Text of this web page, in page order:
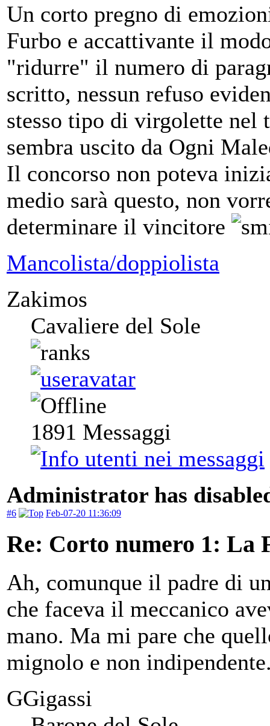
Un corto pregno di
Furbo e accattivante il
"ridurre" il numero di
scritto, nessun refuso
stesso tipo di virgolette nel
sembra uscito da Ogni
Il concorso non poteva
medio sarà questo, non
determinare il vincitore
Mancolista/doppiolista
Zakimos
Cavaliere del Sole
1891 Messaggi
Administrator has
#6 Feb-07-20 11:36:09
Re: Corto numero 1: La
Ah, comunque il padre di
che faceva il meccanico
mano. Ma mi pare che
mignolo e non
GGigassi